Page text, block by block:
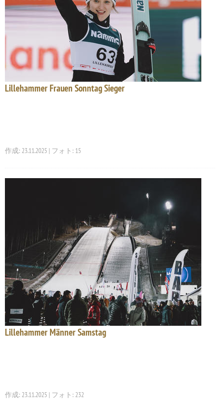
Lillehammer Frauen Sonntag Sieger
作成: 23.11.2025 | フォト: 15
Lillehammer Männer Samstag
作成: 23.11.2025 | フォト: 232